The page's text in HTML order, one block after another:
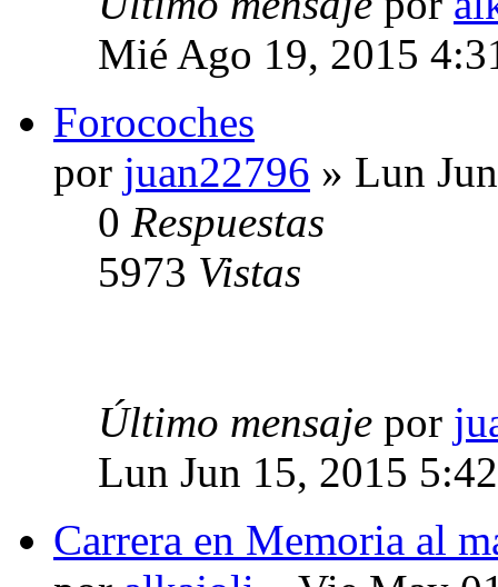
Mié Ago 19, 2015
Forocoches
por juan22796 » Lun
0 Respuestas
5973 Vistas
Último mensaje por
Lun Jun 15, 2015
Carrera en Memoria al